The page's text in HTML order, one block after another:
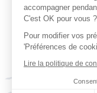
accompagner
C'est OK pour vous ?
Pour modifier vos
'Préférences de
Lire la politique de